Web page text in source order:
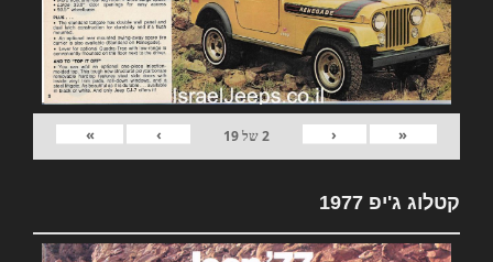
«
‹
2של19
›
»
קטלוג ג'יפ 1977